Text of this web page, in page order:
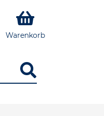
Warenkorb